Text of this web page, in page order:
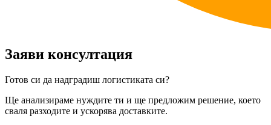
Заяви консултация
Готов си да надградиш логистиката си?
Ще анализираме нуждите ти и ще предложим решение, което
сваля разходите и ускорява доставките.